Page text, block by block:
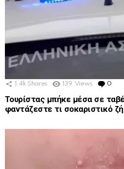
1.4k Shares 139 Views 0
Τουρίστας μπήκε μέσα σε
φαντάζεστε τι σοκαριστικό